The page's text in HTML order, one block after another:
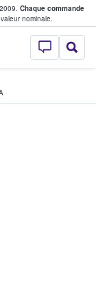
Chaque commande
nominale.
- Où
billets